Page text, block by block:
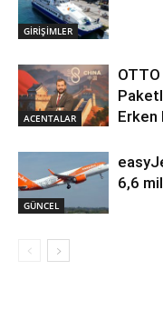
GİRİŞİMLER
ACENTALAR
OTTO
Erken
GÜNCEL
6,6